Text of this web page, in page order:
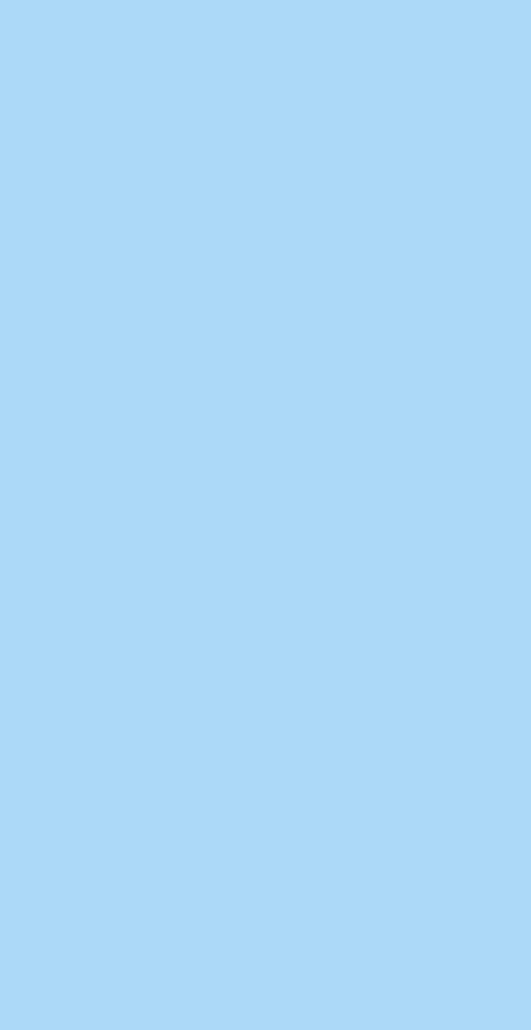
pre všetky vekové kategórie aj pre